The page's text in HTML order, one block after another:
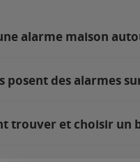
alarme maison
des alarmes
trouver et choisir un